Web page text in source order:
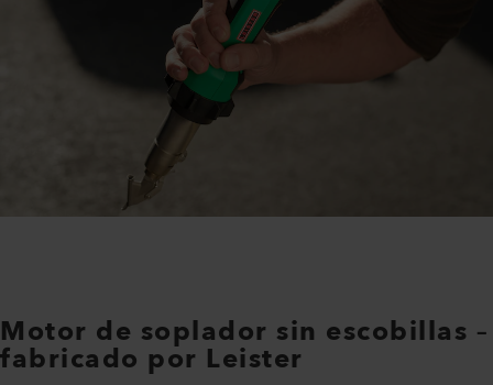
Motor de soplador sin escobillas –
fabricado por Leister